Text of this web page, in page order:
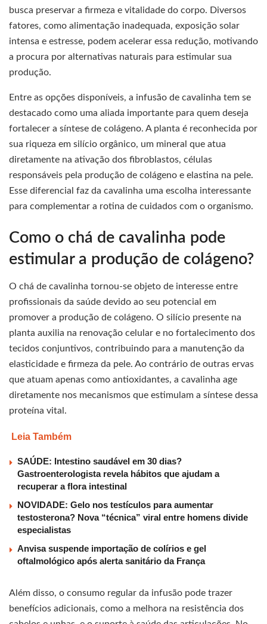
busca preservar a firmeza e vitalidade do corpo. Diversos
fatores, como alimentação inadequada, exposição solar
intensa e estresse, podem acelerar essa redução, motivando
a procura por alternativas naturais para estimular sua
produção.
Entre as opções disponíveis, a infusão de cavalinha tem se
destacado como uma aliada importante para quem deseja
fortalecer a síntese de colágeno. A planta é reconhecida por
sua riqueza em silício orgânico, um mineral que atua
diretamente na ativação dos fibroblastos, células
responsáveis pela produção de colágeno e elastina na pele.
Esse diferencial faz da cavalinha uma escolha interessante
para complementar a rotina de cuidados com o organismo.
Como o chá de cavalinha pode
estimular a produção de colágeno?
O chá de cavalinha tornou-se objeto de interesse entre
profissionais da saúde devido ao seu potencial em
promover a produção de colágeno. O silício presente na
planta auxilia na renovação celular e no fortalecimento dos
tecidos conjuntivos, contribuindo para a manutenção da
elasticidade e firmeza da pele. Ao contrário de outras ervas
que atuam apenas como antioxidantes, a cavalinha age
diretamente nos mecanismos que estimulam a síntese dessa
proteína vital.
Leia Também
SAÚDE: Intestino saudável em 30 dias?
Gastroenterologista revela hábitos que ajudam a
recuperar a flora intestinal
NOVIDADE: Gelo nos testículos para aumentar
testosterona? Nova “técnica” viral entre homens divide
especialistas
Anvisa suspende importação de colírios e gel
oftalmológico após alerta sanitário da França
Além disso, o consumo regular da infusão pode trazer
benefícios adicionais, como a melhora na resistência dos